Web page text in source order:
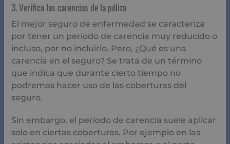
3. Verifica las carencias de la póliza
El mejor seguro de enfermedad se caracteriza
por tener un período de carencia muy reducido o
incluso, por no incluirlo. Pero, ¿Qué es una
carencia en el seguro? Se trata de un término
que indica que durante cierto tiempo no
podremos hacer uso de las coberturas del
seguro.
Sin embargo, el período de carencia suele aplicar
solo en ciertas coberturas. Por ejemplo en las